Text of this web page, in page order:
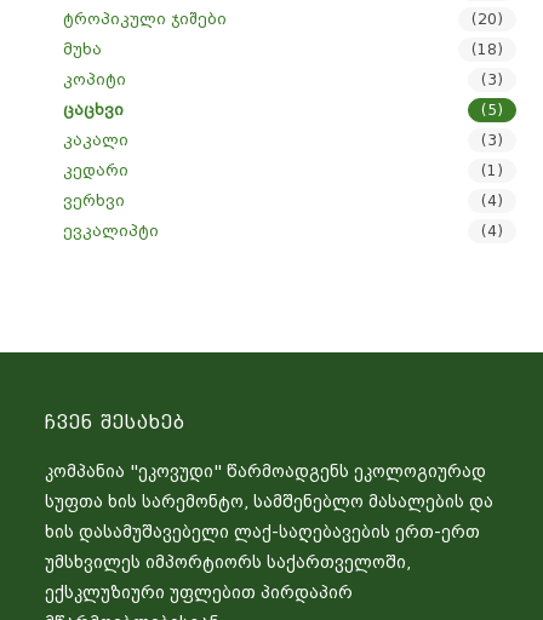
ტროპიკული ჯიშები (20)
მუხა (18)
კოპიტი (3)
ცაცხვი (5)
კაკალი (3)
კედარი (1)
ვერხვი (4)
ევკალიპტი (4)
Ჩვენ Შესახებ
კომპანია "ეკოვუდი" წარმოადგენს ეკოლოგიურად
სუფთა ხის სარემონტო, სამშენებლო მასალების და
ხის დასამუშავებელი ლაქ-საღებავების ერთ-ერთ
უმსხვილეს იმპორტიორს საქართველოში,
ექსკლუზიური უფლებით პირდაპირ